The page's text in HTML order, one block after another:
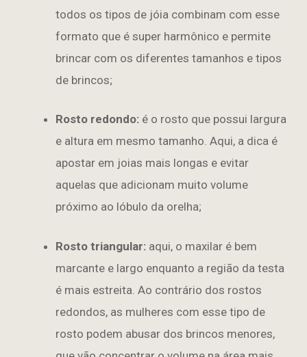
todos os tipos de jóia combinam com esse
formato que é super harmônico e permite
brincar com os diferentes tamanhos e tipos
de brincos;
Rosto redondo: é o rosto que possui largura
e altura em mesmo tamanho. Aqui, a dica é
apostar em joias mais longas e evitar
aquelas que adicionam muito volume
próximo ao lóbulo da orelha;
Rosto triangular: aqui, o maxilar é bem
marcante e largo enquanto a região da testa
é mais estreita. Ao contrário dos rostos
redondos, as mulheres com esse tipo de
rosto podem abusar dos brincos menores,